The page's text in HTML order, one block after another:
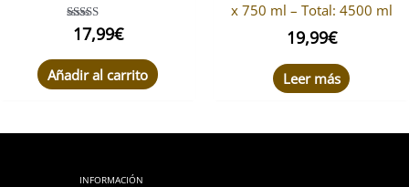
Valorado
con
de 5
17,99€
Añadir al carrito
x 750 ml – Total: 4500 ml
19,99€
Leer más
INFORMACIÓN